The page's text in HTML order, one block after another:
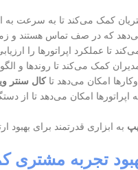
کمک می‌کند تا به سرعت به
که در صف تماس هستند و
تا عملکرد اپراتورها را
کمک می‌کند تا روندها و
امکان می‌دهد تاکال سنتر
اپراتورها امکان می‌دهد تا از
به ابزاری قدرتمند برای
تجربه مشتری